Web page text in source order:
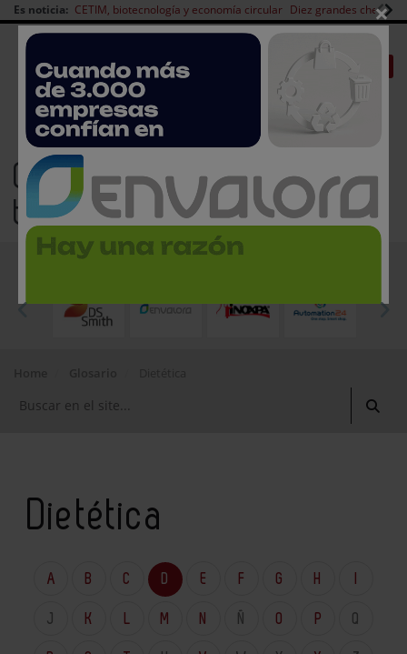
Es noticia: CETIM, biotecnología y economía circular Diez grandes chefs
Redes Sociales
Es noticia
| CANAL EMPLEO Login empresas Registro
Glosario sobre empresas de
tecnología de alimentos
Dietética
A B C D E F G H
J K L M N Ñ O P Q
×